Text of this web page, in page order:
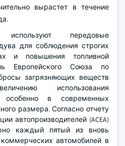
вырастет в течение
используют передовые
для соблюдения строгих
и повышения топливной
Европейского Союза по
загрязняющих веществ
использования
особенно в современных
размера. Согласно отчету
автопроизводителей (ACEA)
каждый пятый из вновь
автомобилей в